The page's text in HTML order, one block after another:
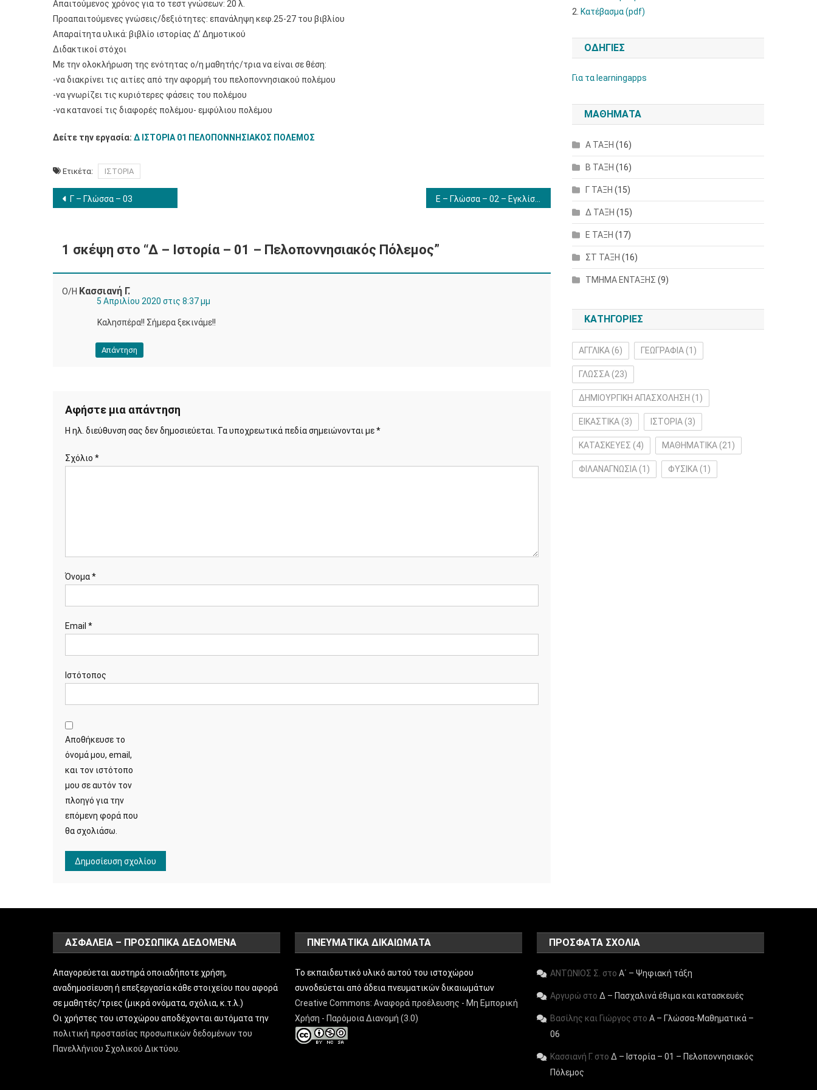
–
Πόλεμος
Απαιτούμενος χρόνος για το τεστ γνώσεων: 20 λ.
Προαπαιτούμενες γνώσεις/δεξιότητες: επανάληψη κεφ.25-27 του βιβλίου
Απαραίτητα υλικά: βιβλίο ιστορίας Δ’ Δημοτικού
Διδακτικοί στόχοι
Με την ολοκλήρωση της ενότητας ο/η μαθητής/τρια να είναι σε θέση:
-να διακρίνει τις αιτίες από την αφορμή του πελοποννησιακού πολέμου
-να γνωρίζει τις κυριότερες φάσεις του πολέμου
-να κατανοεί τις διαφορές πολέμου- εμφύλιου πολέμου
Δείτε την εργασία: Δ ΙΣΤΟΡΙΑ 01 ΠΕΛΟΠΟΝΝΗΣΙΑΚΟΣ ΠΟΛΕΜΟΣ
Ετικέτα: ΙΣΤΟΡΙΑ
Πλοήγηση
Γ – Γλώσσα – 03
1 σκέψη στο “Δ – Ιστορία – 01 – Πελοποννησιακός Πόλεμος”
Ο/Η Κασσιανή Γ.
5 Απριλίου 2020 στις 8:37 μμ
Καλησπέρα!! Σήμερα ξεκινάμε!!
Απάντηση
Αφήστε μια απάντηση
Η ηλ. διεύθυνση σας δεν δημοσιεύεται. Τα υποχρεωτικά πεδία σημειώνονται με*
Σχόλιο *
Όνομα*
Email *
Ιστότοπος
Αποθήκευσε το
όνομά μου, email,
και τον ιστότοπο
μου σε αυτόν τον
πλοηγό για την
επόμενη φορά που
θα σχολιάσω.
2. Κατέβασμα (pdf)
ΟΔΗΓΙΕΣ
Για τα learningapps
ΜΑΘΗΜΑΤΑ
Α ΤΑΞΗ (16)
Β ΤΑΞΗ (16)
Γ ΤΑΞΗ (15)
Δ ΤΑΞΗ (15)
Ε ΤΑΞΗ (17)
ΣΤ ΤΑΞΗ (16)
ΤΜΗΜΑ ΕΝΤΑΞΗΣ (9)
ΚΑΤΗΓΟΡΙΕΣ
ΑΓΓΛΙΚΑ (6) ΓΕΩΓΡΑΦΙΑ (1)
ΓΛΩΣΣΑ (23)
ΔΗΜΙΟΥΡΓΙΚΗ ΑΠΑΣΧΟΛΗΣΗ (1)
ΕΙΚΑΣΤΙΚΑ (3) ΙΣΤΟΡΙΑ (3)
ΚΑΤΑΣΚΕΥΕΣ (4) ΜΑΘΗΜΑΤΙΚΑ (21)
ΦΙΛΑΝΑΓΝΩΣΙΑ (1) ΦΥΣΙΚΑ (1)
ΑΣΦΑΛΕΙΑ – ΠΡΟΣΩΠΙΚΑ ΔΕΔΟΜΕΝΑ
Απαγορεύεται αυστηρά οποιαδήποτε χρήση,
αναδημοσίευση ή επεξεργασία κάθε στοιχείου που αφορά
σε μαθητές/τριες (μικρά ονόματα, σχόλια, κ.τ.λ.)
Οι χρήστες του ιστοχώρου αποδέχονται αυτόματα την
πολιτική προστασίας προσωπικών δεδομένων του
Πανελλήνιου Σχολικού Δικτύου
ΠΝΕΥΜΑΤΙΚΑ ΔΙΚΑΙΩΜΑΤΑ
Το εκπαιδευτικό υλικό αυτού του ιστοχώρου
συνοδεύεται από άδεια πνευματικών δικαιωμάτων
Creative Commons: Αναφορά προέλευσης - Μη Εμπορική
Χρήση - Παρόμοια Διανομή (3.0)
ΠΡΌΣΦΑΤΑ ΣΧΌΛΙΑ
ΑΝΤΩΝΙΟΣ Σ. στο Α΄ – Ψηφιακή τάξη
Αργυρώ στο Δ – Πασχαλινά έθιμα και κατασκευές
Βασίλης και Γιώργος στο Α – Γλώσσα-Μαθηματικά –
06
Κασσιανή Γ.στο Δ – Ιστορία – 01 – Πελοποννησιακός
Πόλεμος